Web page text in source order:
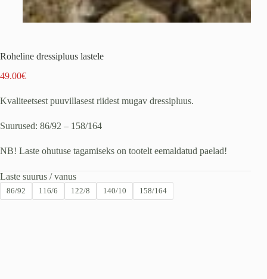
Roheline dressipluus lastele
49.00€
Kvaliteetsest puuvillasest riidest mugav dressipluus.
Suurused: 86/92 – 158/164
NB! Laste ohutuse tagamiseks on tootelt eemaldatud paelad!
Laste suurus / vanus
86/92 116/6 122/8 140/10 158/164